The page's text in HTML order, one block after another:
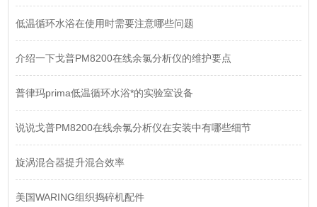
低温循环水浴在使用时需要注意哪些问题
介绍一下戈普PM8200在线余氯分析仪的维护要点
普律玛prima低温循环水浴*的实验室设备
说说戈普PM8200在线余氯分析仪在安装中有哪些细节
旋涡混合器提升混合效率
美国WARING组织捣碎机配件